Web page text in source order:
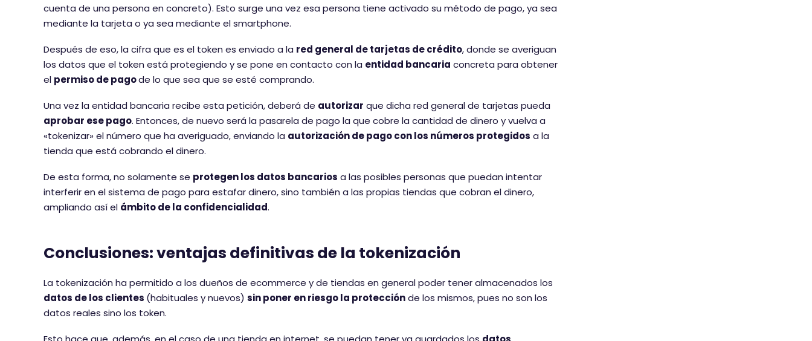
cuenta de una persona en concreto). Esto surge una vez esa persona tiene activado su método de pago, ya sea
mediante la tarjeta o ya sea mediante el smartphone.
Después de eso, la cifra que es el token es enviado a la red general de tarjetas de crédito, donde se averiguan
los datos que el token está protegiendo y se pone en contacto con la entidad bancaria concreta para obtener
el permiso de pagode lo que sea que se esté comprando.
Una vez la entidad bancaria recibe esta petición, deberá de autorizar que dicha red general de tarjetas pueda
aprobar ese pago. Entonces, de nuevo será la pasarela de pago la que cobre la cantidad de dinero y vuelva a
«tokenizar» el número que ha averiguado, enviando la autorización de pago con los números protegidos a la
tienda que está cobrando el dinero.
De esta forma, no solamente se protegen los datos bancarios a las posibles personas que puedan intentar
interferir en el sistema de pago para estafar dinero, sino también a las propias tiendas que cobran el dinero,
ampliando así el ámbito de la confidencialidad.
Conclusiones: ventajas definitivas de la tokenización
La tokenización ha permitido a los dueños de ecommerce y de tiendas en general poder tener almacenados los
datos de los clientes (habituales y nuevos) sin poner en riesgo la protecciónde los mismos, pues no son los
datos reales sino los token.